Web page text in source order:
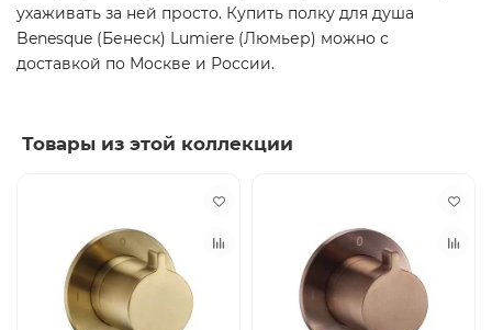
ухаживать за ней просто. Купить полку для душа
Benesque (Бенеск) Lumiere (Люмьер) можно с
доставкой по Москве и России.
Товары из этой коллекции